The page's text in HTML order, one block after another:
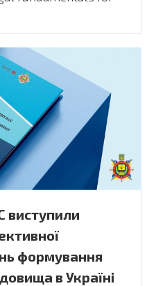
виступили
формування
в Україні